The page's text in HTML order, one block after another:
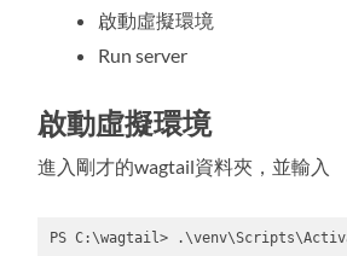
啟動虛擬環境
Run server
啟動虛擬環境
進入剛才的wagtail資料夾，並輸入
PS C:\wagtail>